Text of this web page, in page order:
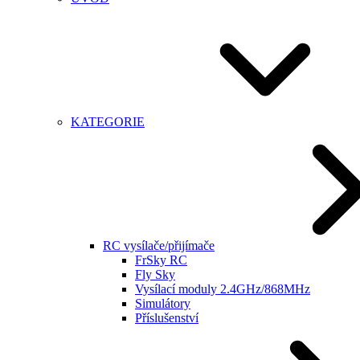
KATEGORIE
RC vysílače/přijímače
FrSky RC
Fly Sky
Vysílací moduly 2.4GHz/868MHz
Simulátory
Příslušenství